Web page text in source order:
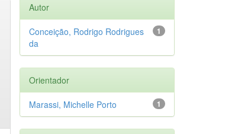
Autor
1
Conceição, Rodrigo Rodrigues
da
Orientador
1
Marassi, Michelle Porto